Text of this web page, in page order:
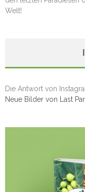
Welt!
Die Antwort von
Neue Bilder von Last